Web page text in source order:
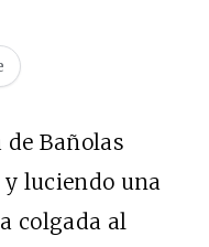
de Bañolas
luciendo una
colgada al